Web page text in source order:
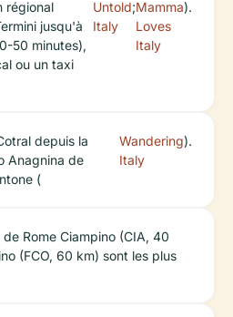
régional
jusqu'à
50 minutes),
ou un taxi
Untold
Italy
;Mamma
Loves
Italy
).
depuis la
Anagnina de
(
Wandering
Italy
).
Rome Ciampino (CIA, 40
(FCO, 60 km) sont les plus